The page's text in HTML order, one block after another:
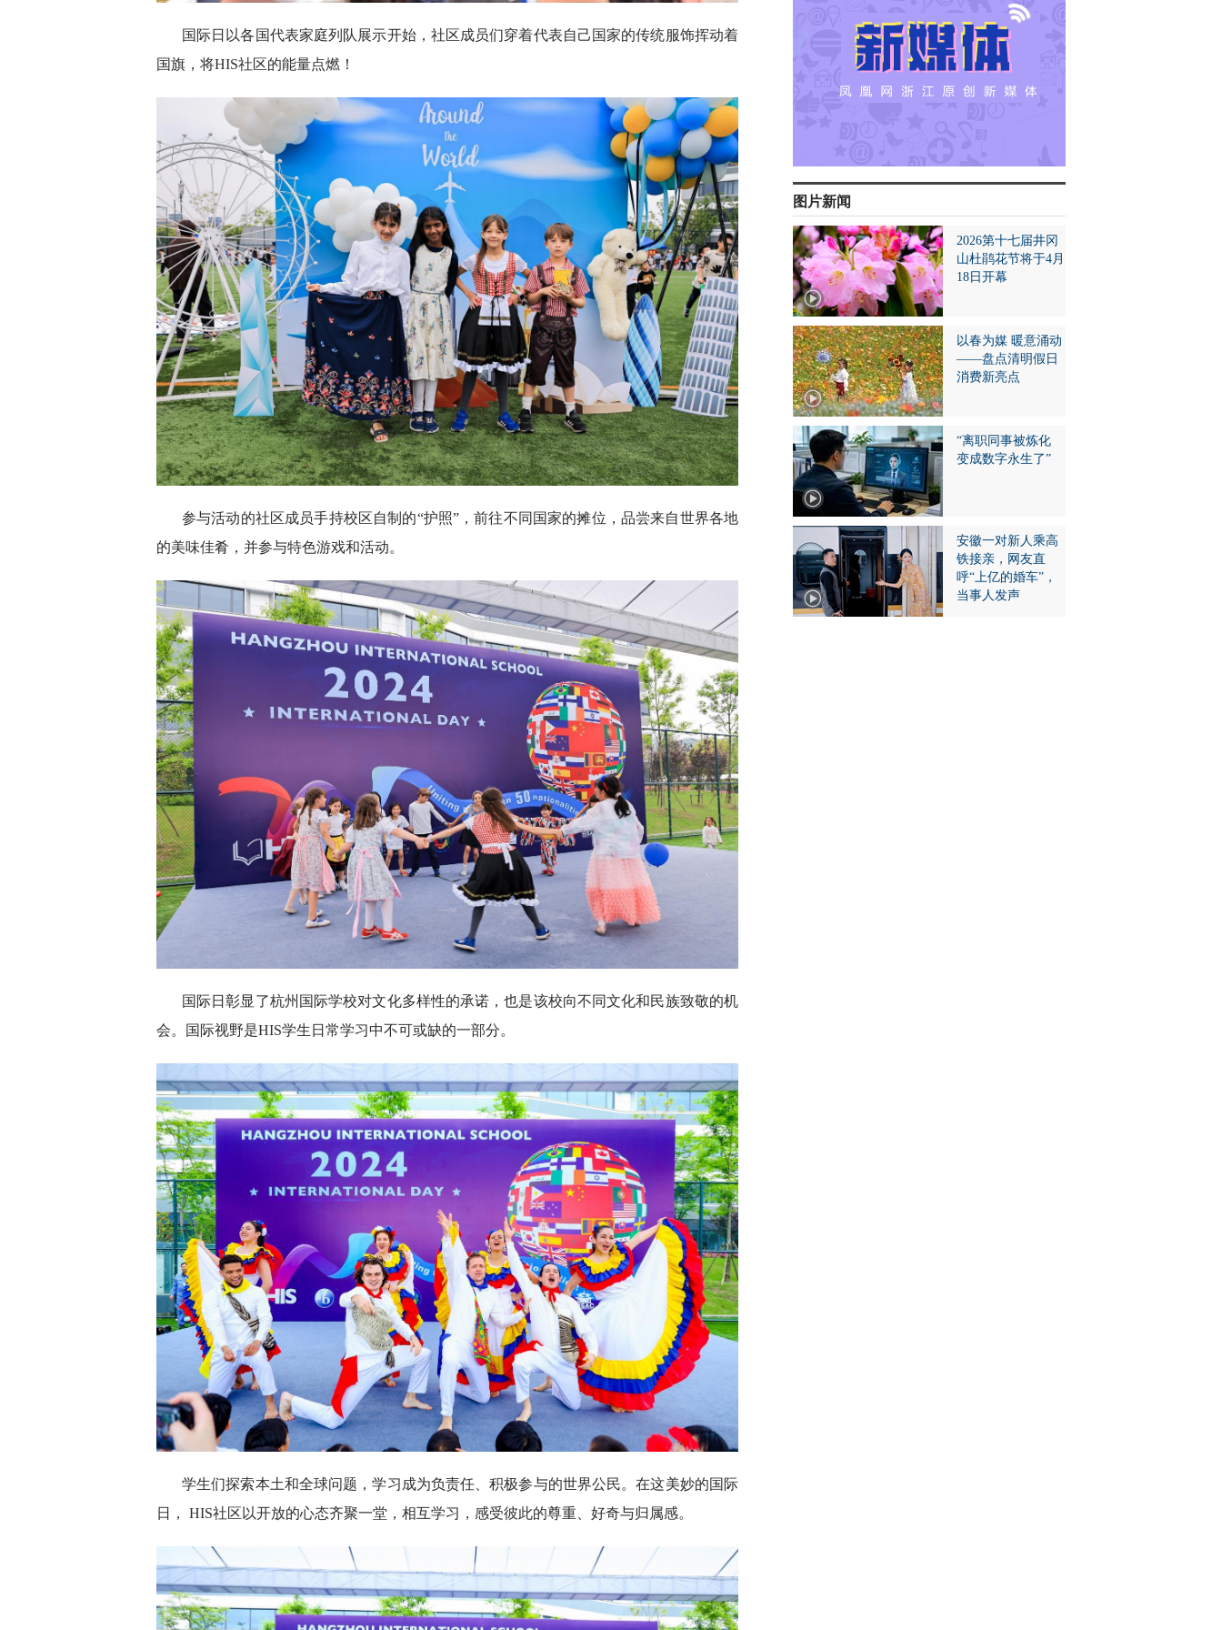
国际日以各国代表家庭列队展示开始，社区成员们穿着代表自己国家的传统服饰挥动着
国旗，将HIS社区的能量点燃！
参与活动的社区成员手持校区自制的“护照”，前往不同国家的摊位，品尝来自世界各地
的美味佳肴，并参与特色游戏和活动。
国际日彰显了杭州国际学校对文化多样性的承诺，也是该校向不同文化和民族致敬的机
会。国际视野是HIS学生日常学习中不可或缺的一部分。
学生们探索本土和全球问题，学习成为负责任、积极参与的世界公民。在这美妙的国际
日， HIS社区以开放的心态齐聚一堂，相互学习，感受彼此的尊重、好奇与归属感。
图片新闻
2026第十七届井冈
山杜鹃花节将于4月
18日开幕
以春为媒 暖意涌动
——盘点清明假日
消费新亮点
“离职同事被炼化
变成数字永生了”
安徽一对新人乘高
铁接亲，网友直
呼“上亿的婚车”，
当事人发声